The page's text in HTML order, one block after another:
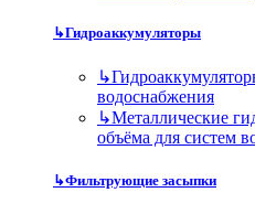
↳Гидроаккумуляторы
↳
водоснабжения
↳Металлические
объёма для систем
↳Фильтрующие засыпки